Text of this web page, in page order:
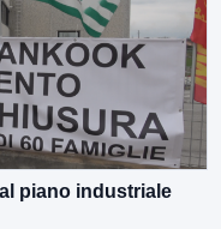
piano industriale